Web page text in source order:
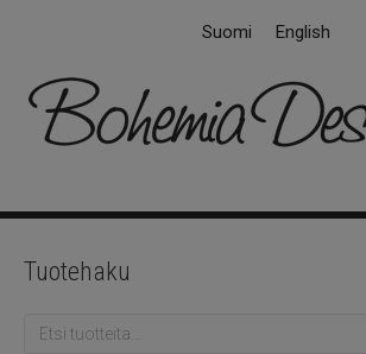
Suomi English
Tuotehaku
Etsi: